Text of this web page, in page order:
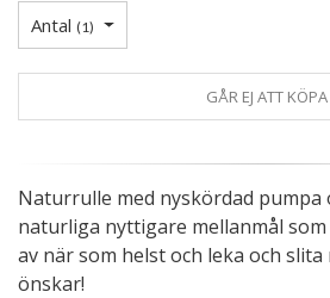
Antal (1)
GÅR EJ ATT KÖPA
Naturrulle med nyskördad
naturliga nyttigare mellanmål
av när som helst och leka och
önskar!